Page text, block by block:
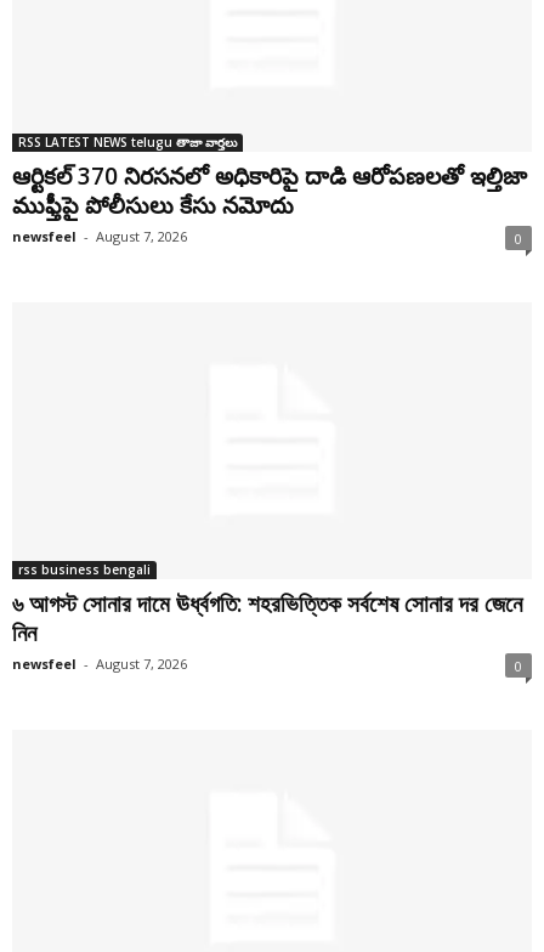
RSS LATEST NEWS telugu తాజా వార్తలు
ఆర్టికల్ 370 నిరసనలో అధికారిపై దాడి ఆరోపణలతో ఇల్తిజా
ముఫ్తీపై పోలీసులు కేసు నమోదు
newsfeel - August 7, 2026 0
rss business bengali
৬ আগস্ট সোনার দামে ঊর্ধ্বগতি: শহরভিত্তিক সর্বশেষ সোনার দর জেনে
নিন
newsfeel - August 7, 2026 0